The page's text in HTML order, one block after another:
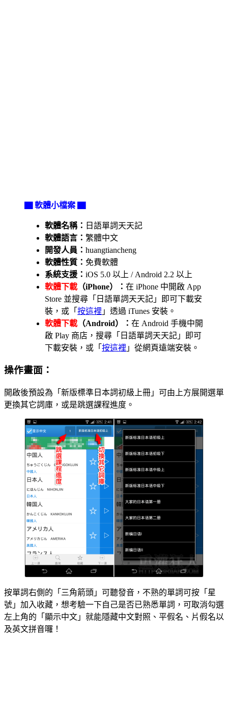
▇ 軟體小檔案 ▇
軟體名稱： 日語單詞天天記
軟體語言： 繁體中文
開發人員： huangtiancheng
軟體性質： 免費軟體
系統支援： iOS 5.0 以上 / Android 2.2 以上
軟體下載 （iPhone）： 在 iPhone 中開啟 App
Store 並搜尋「日語單詞天天記」即可下載安
裝，或「 按這裡 」透過 iTunes 安裝。
軟體下載 （Android）： 在 Android 手機中開
啟 Play 商店，搜尋「日語單詞天天記」即可
下載安裝，或「 按這裡 」從網頁遠端安裝。
操作畫面：
開啟後預設為「新版標準日本詞初級上冊」可由上方展開選單
更換其它詞庫，或是跳選課程進度。
按單詞右側的「三角箭頭」可聽發音，不熟的單詞可按「星
號」加入收藏，想考驗一下自己是否已熟悉單詞，可取消勾選
左上角的「顯示中文」就能隱藏中文對照、平假名、片假名以
及英文拼音囉！